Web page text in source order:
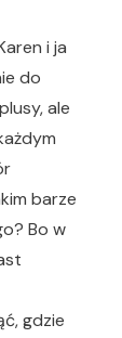
i ja
do
ale
barze
Bo w
gdzie